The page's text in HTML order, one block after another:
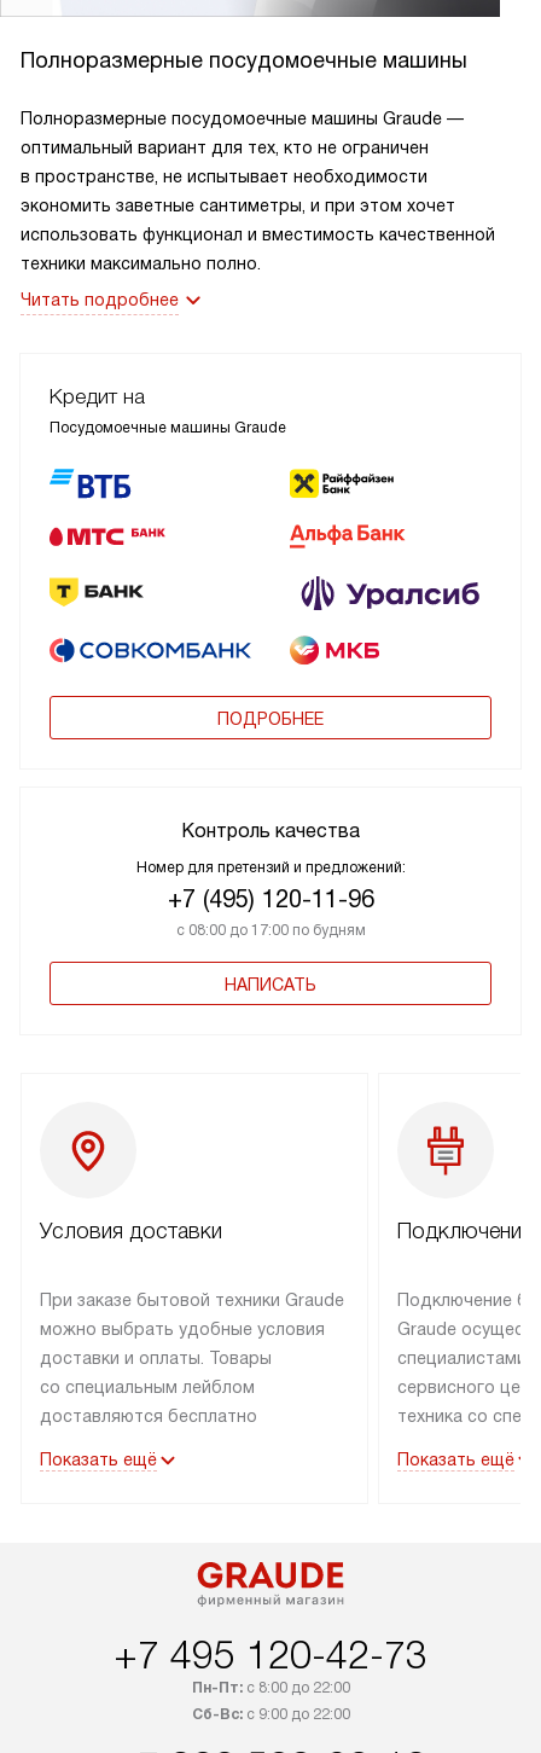
Полноразмерные посудомоечные машины
Полноразмерные посудомоечные машины Graude —
оптимальный вариант для тех, кто не ограничен
в пространстве, не испытывает необходимости
экономить заветные сантиметры, и при этом хочет
использовать функционал и вместимость качественной
техники максимально полно.
Читать подробнее
Кредит на
Посудомоечные машины Graude
ПОДРОБНЕЕ
Контроль качества
Номер для претензий и предложений:
+7 (495) 120-11-96
с 08:00 до 17:00 по будням
НАПИСАТЬ
Условия доставки
При заказе бытовой техники Graude
можно выбрать удобные условия
доставки и оплаты. Товары
со специальным лейблом
доставляются бесплатно
до подъезда, а выезд за МКАД
могут быть отгружены покупателю
в течение трех дней. Доставка
регионы осуществляется через
транспортную компанию. После
100% предоплаты компания
Показать ещё
Подключение
Подключение
Graude
специалистами
сервисного
техника со
наличии
и канализации,
Показать ещё
+7 495 120-42-73
Пн-Пт:с 8:00 до 22:00
Сб-Вс:с 9:00 до 22:00